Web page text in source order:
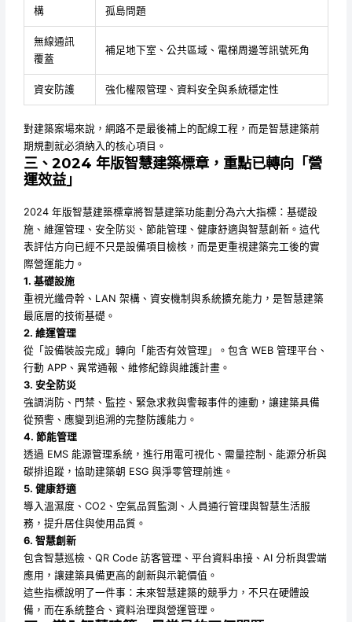
構
孤島問題
無線通訊
覆蓋
補足地下室、公共區域、電梯周邊等訊號死角
資安防護 強化權限管理、資料安全與系統穩定性
對建築案場來說，網路不是最後補上的配線工程，而是智慧建築前
期規劃就必須納入的核心項目。
三、2024 年版智慧建築標章，重點已轉向「營
運效益」
2024 年版智慧建築標章將智慧建築功能劃分為六大指標：基礎設
施、維運管理、安全防災、節能管理、健康舒適與智慧創新。這代
表評估方向已經不只是設備項目檢核，而是更重視建築完工後的實
際營運能力。
1. 基礎設施
重視光纖骨幹、LAN 架構、資安機制與系統擴充能力，是智慧建築
最底層的技術基礎。
2. 維運管理
從「設備裝設完成」轉向「能否有效管理」。包含 WEB 管理平台、
行動 APP、異常通報、維修紀錄與維護計畫。
3. 安全防災
強調消防、門禁、監控、緊急求救與警報事件的連動，讓建築具備
從預警、應變到追溯的完整防護能力。
4. 節能管理
透過 EMS 能源管理系統，進行用電可視化、需量控制、能源分析與
碳排追蹤，協助建築朝 ESG 與淨零管理前進。
5. 健康舒適
導入溫濕度、CO2、空氣品質監測、人員通行管理與智慧生活服
務，提升居住與使用品質。
6. 智慧創新
包含智慧巡檢、QR Code 訪客管理、平台資料串接、AI 分析與雲端
應用，讓建築具備更高的創新與示範價值。
這些指標說明了一件事：未來智慧建築的競爭力，不只在硬體設
備，而在系統整合、資料治理與營運管理。